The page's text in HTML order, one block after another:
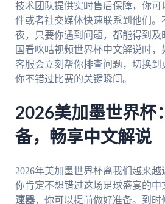
技术团队提供实时售后保障，你可
件或者社交媒体快速联系到他们。
夜，只要你遇到问题，都能得到及
国看咪咕视频世界杯中文解说时，
客服会立刻帮你排查问题，切换
你不错过比赛的关键瞬间。
2026美加墨世界杯
备，畅享中文解说
2026年美加墨世界杯离我们越来越
你肯定不想错过这场足球盛宴的中
速器，你可以提前做好准备。到时